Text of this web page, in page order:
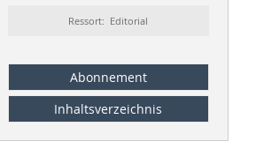
Ressort: Editorial
Abonnement
Inhaltsverzeichnis